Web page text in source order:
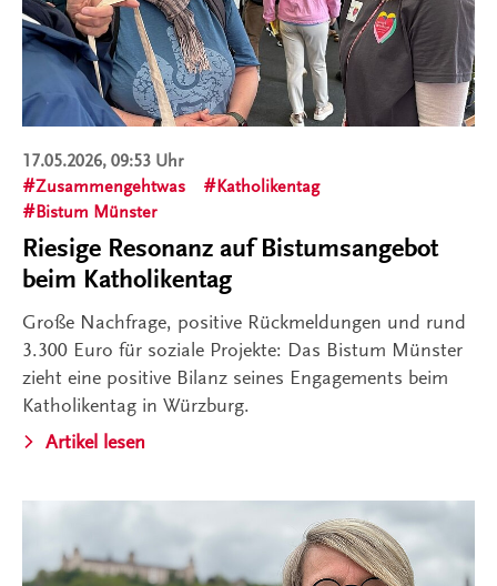
17.05.2026, 09:53 Uhr
Zusammengehtwas
Katholikentag
Bistum Münster
Riesige Resonanz auf Bistumsangebot
beim Katholikentag
Große Nachfrage, positive Rückmeldungen und rund
3.300 Euro für soziale Projekte: Das Bistum Münster
zieht eine positive Bilanz seines Engagements beim
Katholikentag in Würzburg.
Artikel lesen